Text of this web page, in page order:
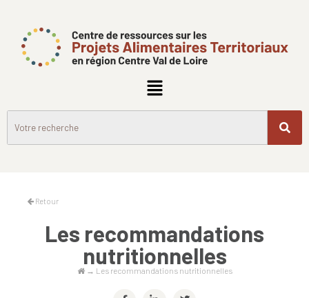
Retour
Les recommandations
nutritionnelles
→ Les recommandations nutritionnelles